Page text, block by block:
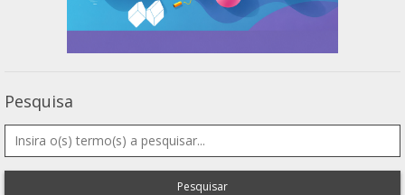
Pesquisa
Pesquisar